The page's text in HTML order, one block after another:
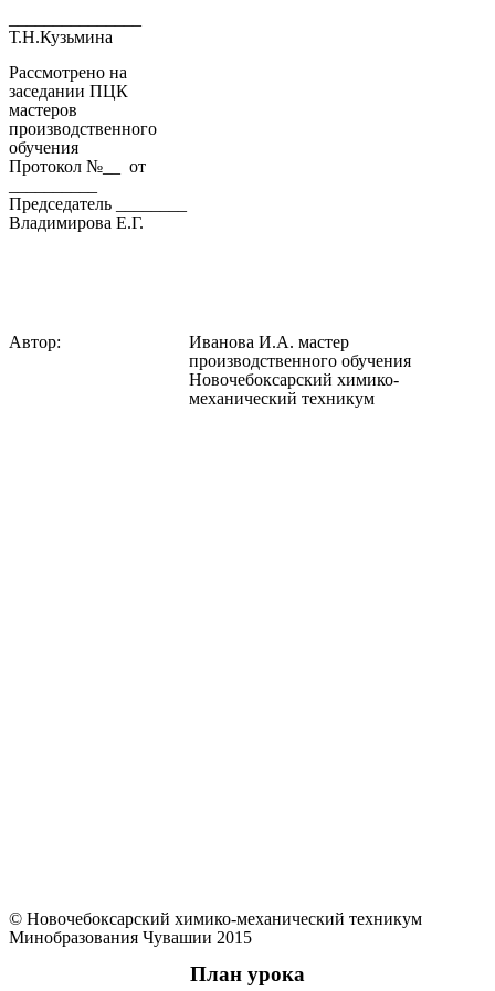
Т.Н.Кузьмина
Рассмотрено на
заседании ПЦК
мастеров
производственного
обучения
Протокол №__ от
Председатель ________
Владимирова Е.Г.
Автор:
Иванова И.А. мастер
производственного обучения
Новочебоксарский химико-
механический техникум
© Новочебоксарский химико-механический техникум
Минобразования Чувашии 2015
План урока